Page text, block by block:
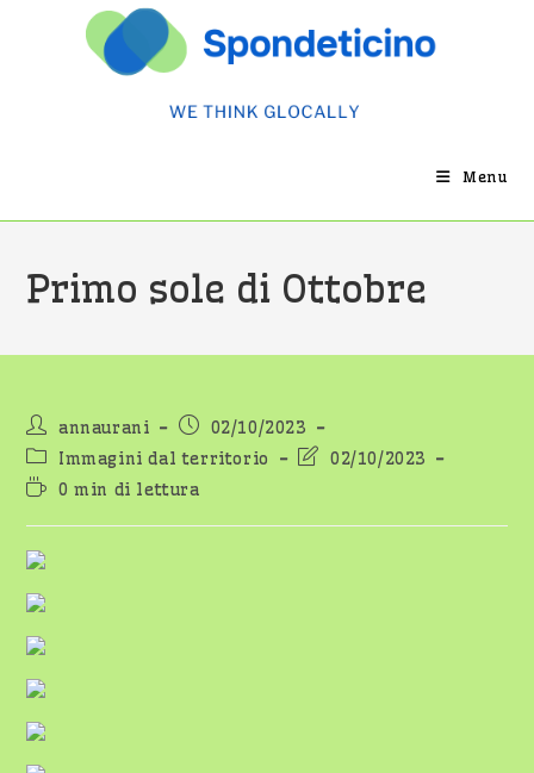
Menu
Primo sole di Ottobre
Autore
dell'articolo:
annaurani
Articolo
pubblicato:
02/10/2023
Categoria
dell'articolo:
Immagini dal territorio
Ultima02/10/2023
Tempo
lettura:
0 min di lettura